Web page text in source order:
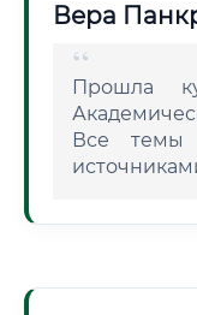
Вера
Прошла
Все темы